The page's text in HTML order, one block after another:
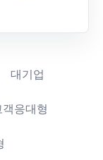
대기업
객응대형